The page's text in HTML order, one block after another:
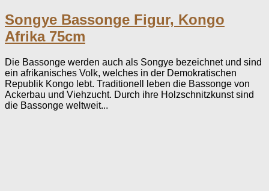
Songye Bassonge Figur, Kongo
Afrika 75cm
Die Bassonge werden auch als Songye bezeichnet und sind
ein afrikanisches Volk, welches in der Demokratischen
Republik Kongo lebt. Traditionell leben die Bassonge von
Ackerbau und Viehzucht. Durch ihre Holzschnitzkunst sind
die Bassonge weltweit...